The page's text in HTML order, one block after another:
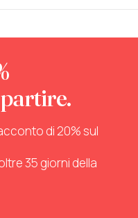
di 20% sul
35 giorni della